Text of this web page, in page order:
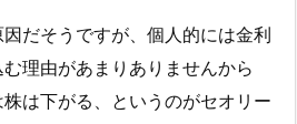
だそうですが、個人的には金利
理由があまりありませんから
は下がる、というのがセオリー